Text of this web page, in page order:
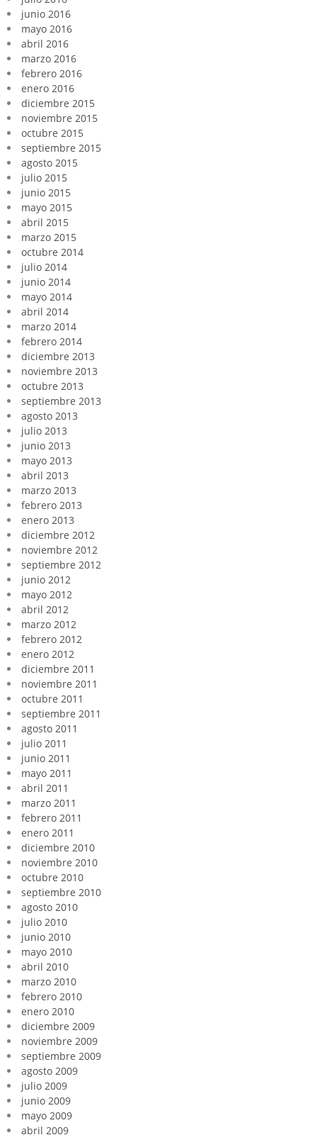
junio 2016
mayo 2016
abril 2016
marzo 2016
febrero 2016
enero 2016
diciembre 2015
noviembre 2015
octubre 2015
septiembre 2015
agosto 2015
julio 2015
junio 2015
mayo 2015
abril 2015
marzo 2015
octubre 2014
julio 2014
junio 2014
mayo 2014
abril 2014
marzo 2014
febrero 2014
diciembre 2013
noviembre 2013
octubre 2013
septiembre 2013
agosto 2013
julio 2013
junio 2013
mayo 2013
abril 2013
marzo 2013
febrero 2013
enero 2013
diciembre 2012
noviembre 2012
septiembre 2012
junio 2012
mayo 2012
abril 2012
marzo 2012
febrero 2012
enero 2012
diciembre 2011
noviembre 2011
octubre 2011
septiembre 2011
agosto 2011
julio 2011
junio 2011
mayo 2011
abril 2011
marzo 2011
febrero 2011
enero 2011
diciembre 2010
noviembre 2010
octubre 2010
septiembre 2010
agosto 2010
julio 2010
junio 2010
mayo 2010
abril 2010
marzo 2010
febrero 2010
enero 2010
diciembre 2009
noviembre 2009
septiembre 2009
agosto 2009
julio 2009
junio 2009
mayo 2009
abril 2009